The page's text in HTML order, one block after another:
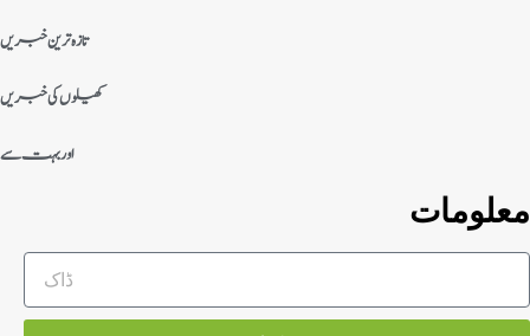
معلومات
تازہ ترین خبریں
کھیلوں کی خبریں
اور بہت سے